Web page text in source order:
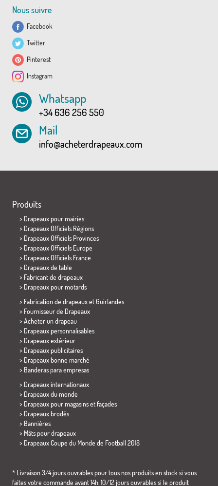
Nous suivre
Facebook
Twitter
Pinterest
Instagram
Whatsapp
+34 636 256 550
Mail
info@acheterdrapeaux.com
Produits
> Drapeaux pour mairies
> Drapeaux Officiels Régions
> Drapeaux Officiels Provinces
> Drapeaux Officiels Europe
> Drapeaux Officiels France
> Drapeaux de table
> Fabricant de drapeaux
> Drapeaux pour motards
> Fabrication de drapeaux et Guirlandes
> Fournisseur de Drapeaux
> Acheter un drapeau
> Drapeaux personnalisables
> Drapeaux extérieur
> Drapeaux publicitaires
> Drapeaux bonne marché
> Banderas para empresas
> Drapeaux internationaux
> Drapeaux du monde
> Drapeaux pour magasins et façades
> Drapeaux brodés
> Bannières
> Mâts pour drapeaux
> Drapeaux Coupe du Monde de Football 2018
* Livraison 3/4 jours ouvrables pour tous nos produits en stock si vous
faites votre commande avant 14h. 10/12 jours ouvrables si le produit